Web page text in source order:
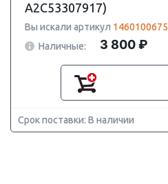
A2C53307917)
Вы искали артикул 1460100675
Наличные:
3 800 ₽
Срок поставки: В наличии